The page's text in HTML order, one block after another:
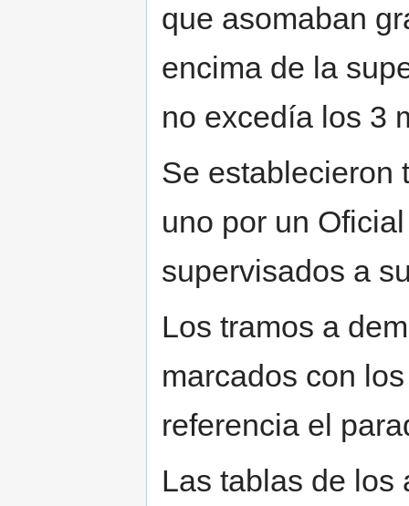
que asomaban
encima de la
no excedía los 3
Se establecieron
uno por un
supervisados a
Los tramos a
marcados con
referencia el
Las tablas de los